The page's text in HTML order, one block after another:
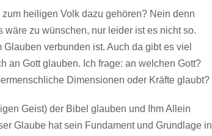
heiligen Volk dazu gehören? Nein denn
zu wünschen, nur leider ist es nicht so.
Glauben verbunden ist. Auch da gibt es viel
an Gott glauben. Ich frage: an welchen Gott?
Dimensionen oder Kräfte glaubt?
Geist) der Bibel glauben und Ihm Allein
Glaube hat sein Fundament und Grundlage in